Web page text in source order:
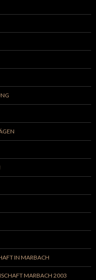
IN MARBACH
MARBACH 2003